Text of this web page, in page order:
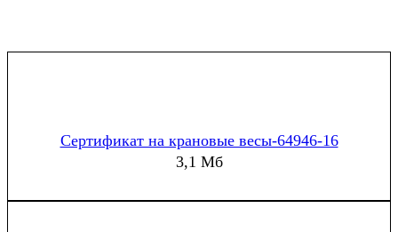
Сертификат на крановые весы-64946-16
3,1 Мб